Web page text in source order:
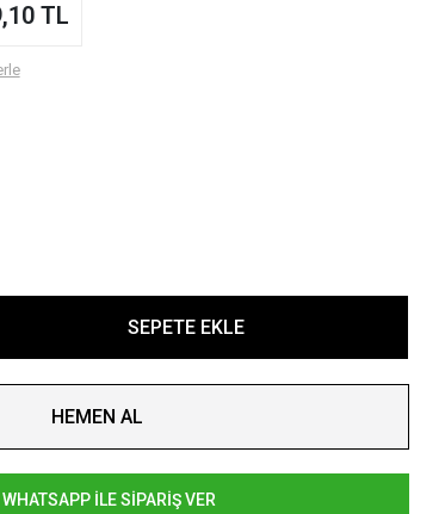
TL
SEPETE EKLE
HEMEN AL
WHATSAPP İLE SİPARİŞ VER